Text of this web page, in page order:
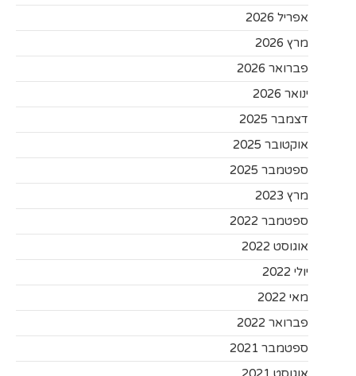
אפריל 2026
מרץ 2026
פברואר 2026
ינואר 2026
דצמבר 2025
אוקטובר 2025
ספטמבר 2025
מרץ 2023
ספטמבר 2022
אוגוסט 2022
יולי 2022
מאי 2022
פברואר 2022
ספטמבר 2021